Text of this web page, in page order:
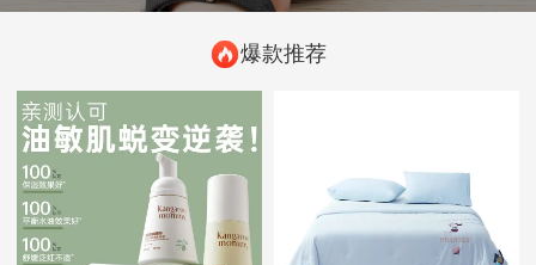
爆款推荐